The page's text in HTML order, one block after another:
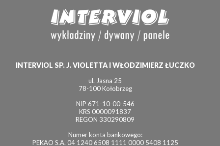
INTERVIOL SP. J. VIOLETTA I WŁODZIMIERZ ŁUCZKO
ul. Jasna 25
78-100 Kołobrzeg
NIP 671-10-00-546
KRS 0000091837
REGON 330290809
Numer konta bankowego:
PEKAO S.A. 04 1240 6508 1111 0000 5408 1125